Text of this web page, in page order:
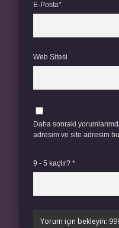
E-Posta*
Web Sitesi
Daha sonraki
adresim ve site adresim
9 - 5 kaçtır? *